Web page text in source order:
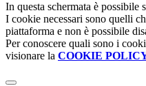
In questa schermata è possibile
I cookie necessari sono quelli
piattaforma e non è possibile
Per conoscere quali sono i
visionare la COOKIE